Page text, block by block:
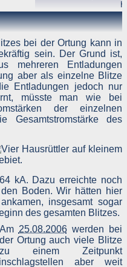
▸
☈
-11 kA 5,71 km
☈
-9 kA 5,98 km
☈
-17 kA 6,7 km
bei der Ortung kann in
sein. Der Grund ist,
mehreren Entladungen
aber als einzelne Blitze
Entladungen jedoch nur
müsste man wie bei
der einzelnen
Gesamtstromstärke des
kA. Dazu erreichte noch
Boden. Wir hätten hier
insgesamt sogar
des gesamten Blitzes.
Am 25.08.2006werden bei
der Ortung auch viele Blitze
zu einem Zeitpunkt
aber weit